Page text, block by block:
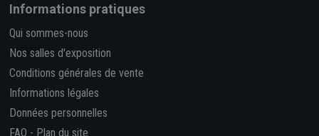
Informations pratiques
Qui sommes-nous
Nos salles d'exposition
Conditions générales de vente
Informations légales
Données personnelles
FAQ - Plan du site